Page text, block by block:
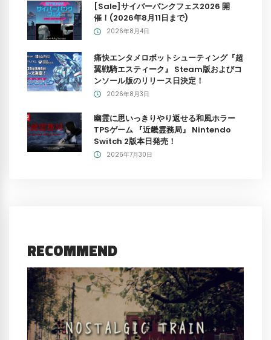
[Sale]サイバーパンクフェス2026 開
催！(2026年8月11日まで)
2026年8月4日
痛快エンタメロボットシューティング『超
翼戦騎エスティーク』 Steam版およびコ
ンソール版のリリース日決定！
2026年8月3日
幽霊に思いっきりやり返せる和風ホラー
TPSゲーム 『近畿霊務局』 Nintendo
Switch 2版本日発売！
2026年7月30日
RECOMMEND